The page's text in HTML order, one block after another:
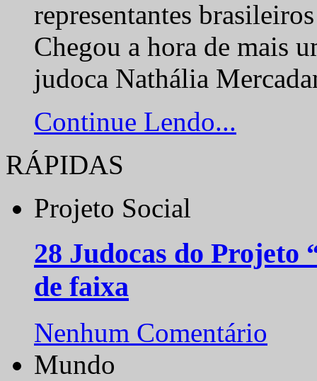
representantes
Chegou a hora de mais
judoca Nathália
Continue Lendo...
RÁPIDAS
Projeto Social
28 Judocas do
de faixa
Nenhum Comentário
Mundo